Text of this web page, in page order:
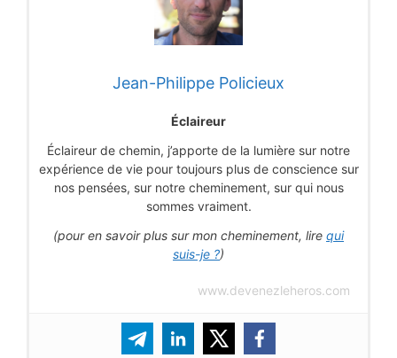
Jean-Philippe Policieux
Éclaireur
Éclaireur de chemin, j’apporte de la lumière sur notre
expérience de vie pour toujours plus de conscience sur
nos pensées, sur notre cheminement, sur qui nous
sommes vraiment.
(pour en savoir plus sur mon cheminement, lire qui
suis-je ?)
www.devenezleheros.com